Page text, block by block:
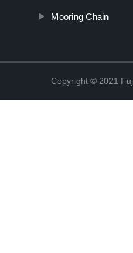
Mooring Chain
Copyright © 2021